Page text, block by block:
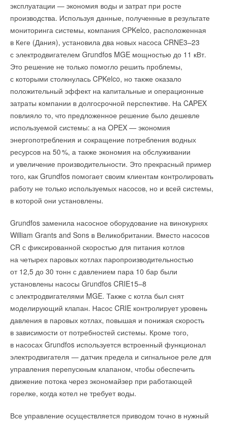
эксплуатации — экономия воды и затрат при росте
производства. Используя данные, полученные в результате
мониторинга системы, компания CPKelco, расположенная
в Кеге (Дания), установила два новых насоса CRNE3–23
с электродвигателем Grundfos MGE мощностью до 11 кВт.
Это решение не только помогло решить проблемы,
с которыми столкнулась CPKelco, но также оказало
положительный эффект на капитальные и операционные
затраты компании в долгосрочной перспективе. На CAPEX
повлияло то, что предложенное решение было дешевле
используемой системы: а на OPEX — экономия
энергопотребления и сокращение потребления водных
ресурсов на 50%, а также экономия на обслуживании
и увеличение производительности. Это прекрасный пример
того, как Grundfos помогает своим клиентам контролировать
работу не только используемых насосов, но и всей системы,
в которой они установлены.
Grundfos заменила насосное оборудование на винокурнях
William Grants and Sons в Великобритании. Вместо насосов
CR с фиксированной скоростью для питания котлов
на четырех паровых котлах паропроизводительностью
от 12,5 до 30 тонн с давлением пара 10 бар были
установлены насосы Grundfos CRIE15–8
с электродвигателями MGE. Также с котла был снят
моделирующий клапан. Насос CRIE контролирует уровень
давления в паровых котлах, повышая и понижая скорость
в зависимости от потребностей системы. Кроме того,
в насосах Grundfos используется встроенный функционал
электродвигателя — датчик предела и сигнальное реле для
управления перепускным клапаном, чтобы обеспечить
движение потока через экономайзер при работающей
горелке, когда котел не требует воды.
Все управление осуществляется приводом точно в нужный